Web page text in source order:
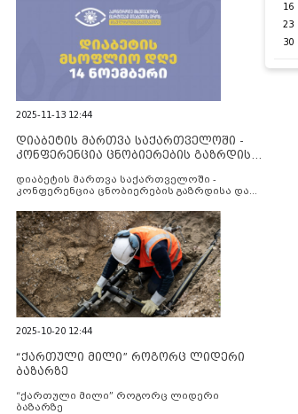
2025-11-13 12:44
დიაბეტის მართვა საქართველოში -
კონფერენცია ცნობიერების გაზრდისა
დიაბეტის მართვა საქართველოში -
კონფერენცია ცნობიერების გაზრდისა და
2025-10-20 12:44
“ქართული მილი” როგორც ლიდერი
ბაზარზე
“ქართული მილი” როგორც ლიდერი
ბაზარზე
16
23
30